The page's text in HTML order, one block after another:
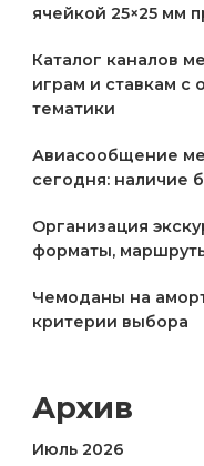
ячейкой 25×25 мм
Каталог каналов
играм и ставкам с
тематики
Авиасообщение
сегодня: наличие
Организация
форматы,
Чемоданы на
критерии выбора
Архив
Июль 2026